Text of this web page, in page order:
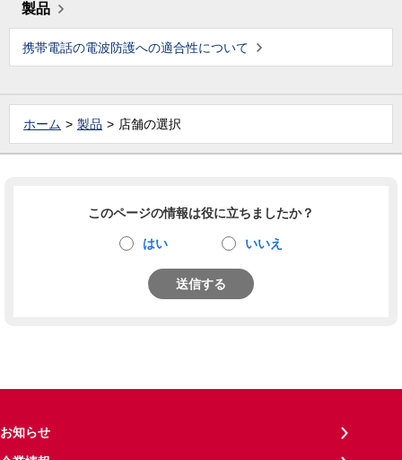
製品
携帯電話の電波防護への適合性について
ホーム 製品 店舗の選択
このページの情報は役に立ちましたか？
はい いいえ
送信する
お知らせ